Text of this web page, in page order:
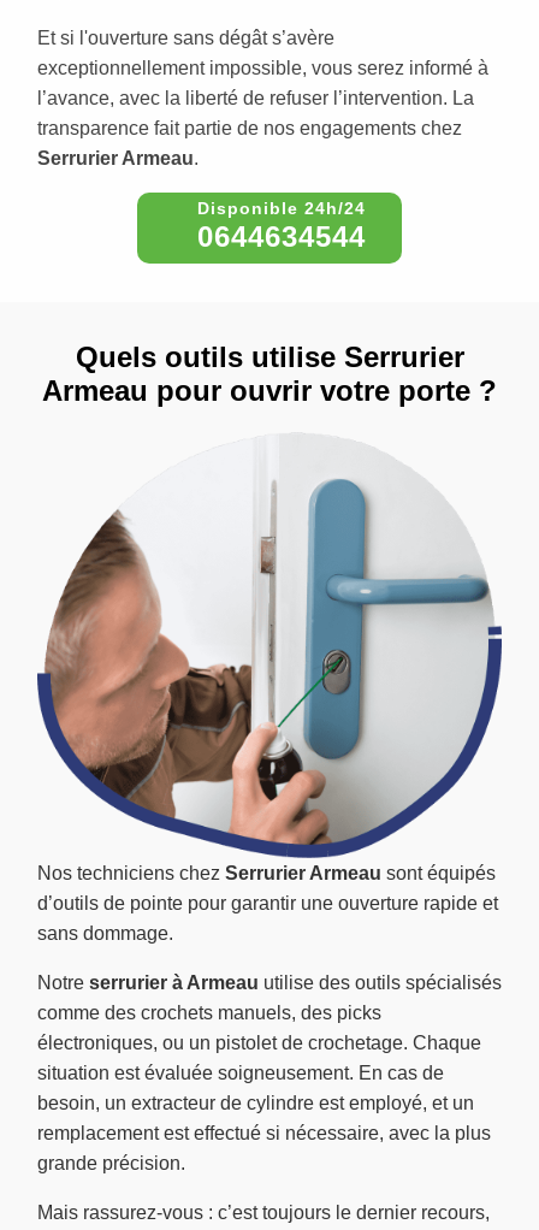
Et si l'ouverture sans dégât s’avère
exceptionnellement impossible, vous serez informé à
l’avance, avec la liberté de refuser l’intervention. La
transparence fait partie de nos engagements chez
Serrurier Armeau.
0644634544
Nos techniciens chez Serrurier Armeau sont équipés
d’outils de pointe pour garantir une ouverture rapide et
sans dommage.
Notre serrurier à Armeau utilise des outils spécialisés
comme des crochets manuels, des picks
électroniques, ou un pistolet de crochetage. Chaque
situation est évaluée soigneusement. En cas de
besoin, un extracteur de cylindre est employé, et un
remplacement est effectué si nécessaire, avec la plus
grande précision.
Mais rassurez-vous : c’est toujours le dernier recours,
Quels outils utilise Serrurier
Armeau pour ouvrir votre porte ?